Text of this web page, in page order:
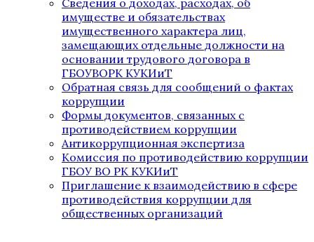
Сведения о доходах, расходах, об
имуществе и обязательствах
имущественного характера лиц,
замещающих отдельные должности на
основании трудового договора в
ГБОУВОРК КУКИиТ
Обратная связь для сообщений о фактах
коррупции
Формы документов, связанных с
противодействием коррупции
Антикоррупционная экспертиза
Комиссия по противодействию коррупции
ГБОУ ВО РК КУКИиТ
Приглашение к взаимодействию в сфере
противодействия коррупции для
общественных организаций